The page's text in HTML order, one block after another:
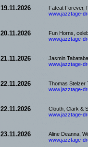
19.11.2026
Fatcat Forever,
www.jazztage-
20.11.2026
Fun Horns,
www.jazztage-
21.11.2026
Jasmin
www.jazztage-
22.11.2026
Thomas Stelzer
www.jazztage-
22.11.2026
Clouth, Clark &
www.jazztage-
23.11.2026
Aline Deanna,
www.jazztage-